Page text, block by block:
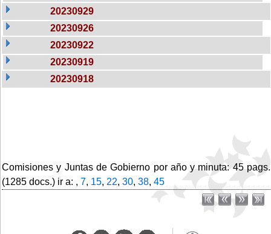
20230929
20230926
20230922
20230919
20230918
Comisiones y Juntas de Gobierno por año y minuta: 45 pags.
(1285 docs.) ir a: , 7, 15, 22, 30, 38, 45